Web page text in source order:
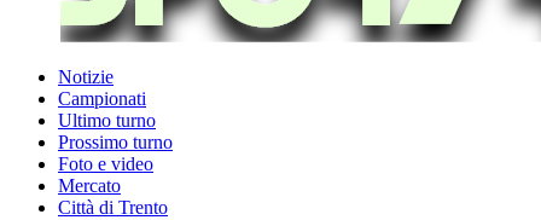
Notizie
Campionati
Ultimo turno
Prossimo turno
Foto e video
Mercato
Città di Trento